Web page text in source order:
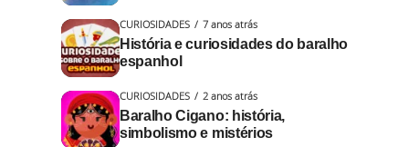
CURIOSIDADES 7 anos atrás
História e curiosidades do baralho
espanhol
CURIOSIDADES 2 anos atrás
Baralho Cigano: história,
simbolismo e mistérios